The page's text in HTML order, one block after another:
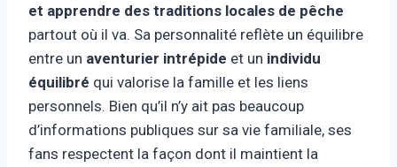
et apprendre des traditions locales de pêche
partout où il va. Sa personnalité reflète un équilibre
entre un aventurier intrépide et un individu
équilibré qui valorise la famille et les liens
personnels. Bien qu’il n’y ait pas beaucoup
d’informations publiques sur sa vie familiale, ses
fans respectent la façon dont il maintient la